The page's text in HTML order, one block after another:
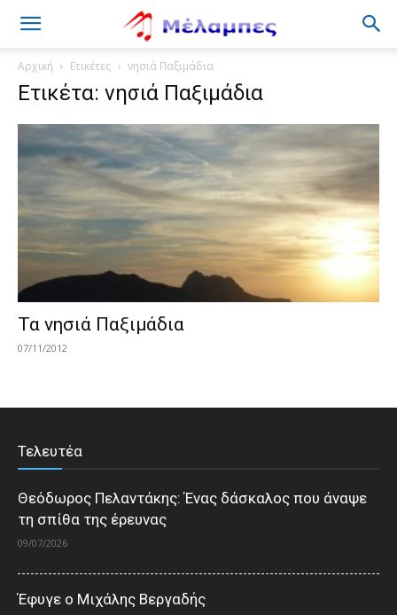
Μέλαμπες
Αρχική Ετικέτες νησιά Παξιμάδια
Ετικέτα: νησιά Παξιμάδια
Τα νησιά Παξιμάδια
07/11/2012
Τελευτέα
Θεόδωρος Πελαντάκης: Ένας δάσκαλος που άναψε
τη σπίθα της έρευνας
09/07/2026
Έφυγε ο Μιχάλης Βεργαδής